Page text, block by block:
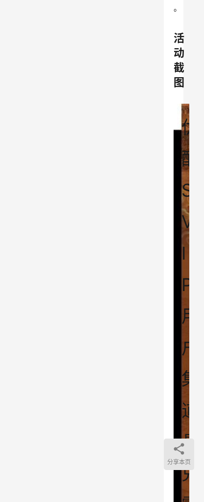
。
活
动
截
图
优
酷
S
V
I
P
用
户
集
道
具
兑
分享本页